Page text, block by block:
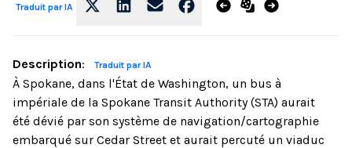
Traduit par IA
Description: Traduit par IA
À Spokane, dans l'État de Washington, un bus à
impériale de la Spokane Transit Authority (STA) aurait
été dévié par son système de navigation/cartographie
embarqué sur Cedar Street et aurait percuté un viaduc